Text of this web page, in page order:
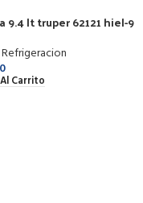
9.4 lt truper 62121 hiel-9
Refrigeracion
Carrito